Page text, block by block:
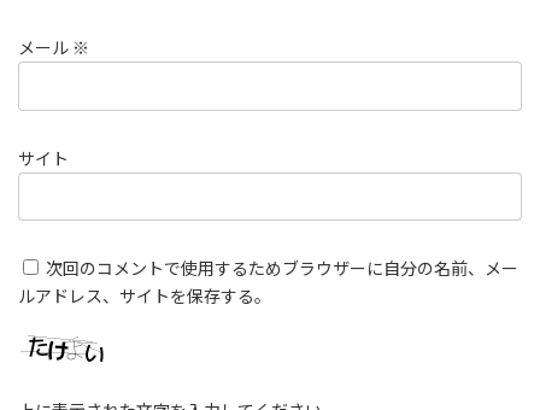
メール ※
サイト
次回のコメントで使用するためブラウザーに自分の名前、メー
ルアドレス、サイトを保存する。